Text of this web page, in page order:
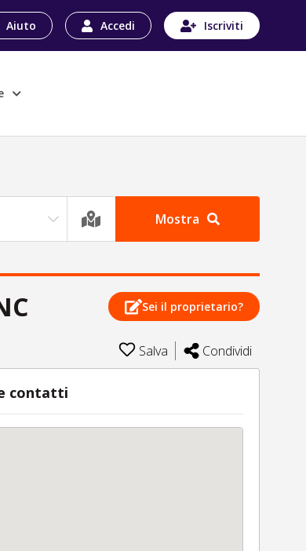
Aiuto Accedi Iscriviti
Mostra
Sei il proprietario?
Salva Condividi
contatti